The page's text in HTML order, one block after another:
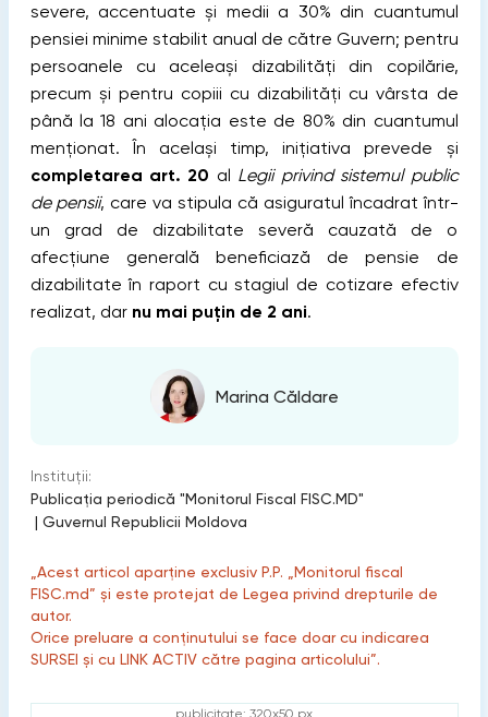
severe, accentuate şi medii a 30% din cuantumul
pensiei minime stabilit anual de către Guvern; pentru
persoanele cu aceleași dizabilităţi din copilărie,
precum și pentru copiii cu dizabilităţi cu vârsta de
până la 18 ani alocația este de 80% din cuantumul
menționat. În același timp, inițiativa prevede și
completarea art. 20 al Legii privind sistemul public
de pensii, care va stipula că asiguratul încadrat într-
un grad de dizabilitate severă cauzată de o
afecţiune generală beneficiază de pensie de
dizabilitate în raport cu stagiul de cotizare efectiv
realizat, dar nu mai puţin de 2 ani.
Marina Căldare
Instituții:
Publicaţia periodică "Monitorul Fiscal FISC.MD"
| Guvernul Republicii Moldova
„Acest articol aparține exclusiv P.P. „Monitorul fiscal
FISC.md” și este protejat de Legea privind drepturile de
autor.
Orice preluare a conținutului se face doar cu indicarea
SURSEI și cu LINK ACTIV către pagina articolului”.
publicitate: 320x50 px